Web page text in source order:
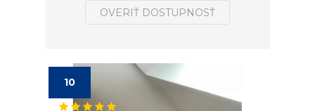
OVERIŤ DOSTUPNOSŤ
10